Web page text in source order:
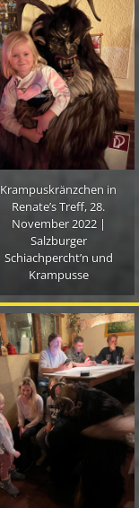
Krampuskränzchen in
Renate’s Treff, 28.
November 2022 |
Salzburger
Schiachpercht’n und
Krampusse